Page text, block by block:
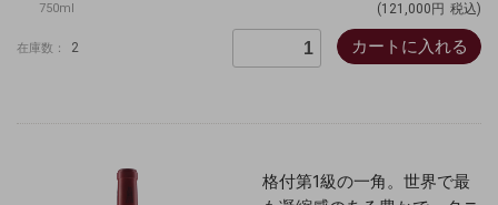
750ml
(121,000円 税込)
在庫数： 2 カートに入れる
格付第1級の一角。世界で最